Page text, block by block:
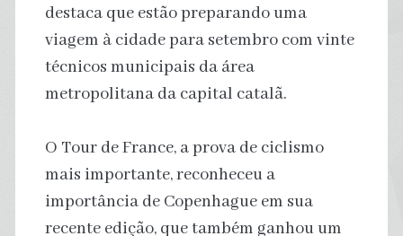
destaca que estão preparando uma
viagem à cidade para setembro com vinte
técnicos municipais da área
metropolitana da capital catalã.
O Tour de France, a prova de ciclismo
mais importante, reconheceu a
importância de Copenhague em sua
recente edição, que também ganhou um